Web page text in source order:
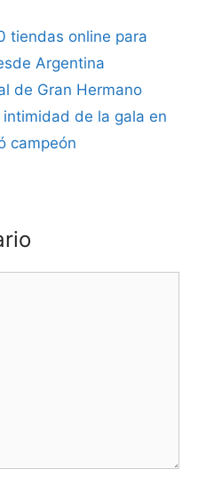
tiendas online para
Argentina
de Gran Hermano
de la gala en
campeón